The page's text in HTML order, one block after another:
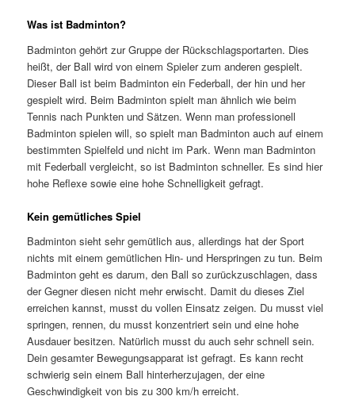
Was ist Badminton?
Badminton gehört zur Gruppe der Rückschlagsportarten. Dies
heißt, der Ball wird von einem Spieler zum anderen gespielt.
Dieser Ball ist beim Badminton ein Federball, der hin und her
gespielt wird. Beim Badminton spielt man ähnlich wie beim
Tennis nach Punkten und Sätzen. Wenn man professionell
Badminton spielen will, so spielt man Badminton auch auf einem
bestimmten Spielfeld und nicht im Park. Wenn man Badminton
mit Federball vergleicht, so ist Badminton schneller. Es sind hier
hohe Reflexe sowie eine hohe Schnelligkeit gefragt.
Kein gemütliches Spiel
Badminton sieht sehr gemütlich aus, allerdings hat der Sport
nichts mit einem gemütlichen Hin- und Herspringen zu tun. Beim
Badminton geht es darum, den Ball so zurückzuschlagen, dass
der Gegner diesen nicht mehr erwischt. Damit du dieses Ziel
erreichen kannst, musst du vollen Einsatz zeigen. Du musst viel
springen, rennen, du musst konzentriert sein und eine hohe
Ausdauer besitzen. Natürlich musst du auch sehr schnell sein.
Dein gesamter Bewegungsapparat ist gefragt. Es kann recht
schwierig sein einem Ball hinterherzujagen, der eine
Geschwindigkeit von bis zu 300 km/h erreicht.